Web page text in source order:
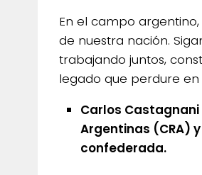
En el campo
de nuestra nación.
trabajando juntos,
legado que perdure
Carlos
Argentinas (CRA)
confederada.